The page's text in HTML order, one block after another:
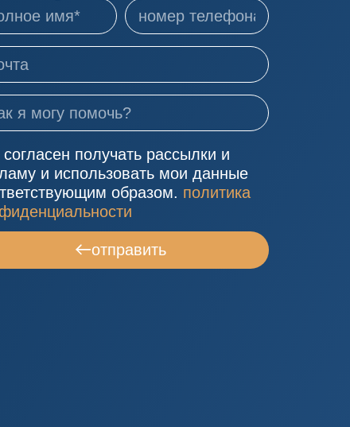
получать рассылки и
и использовать мои данные
образом. политика
отправить